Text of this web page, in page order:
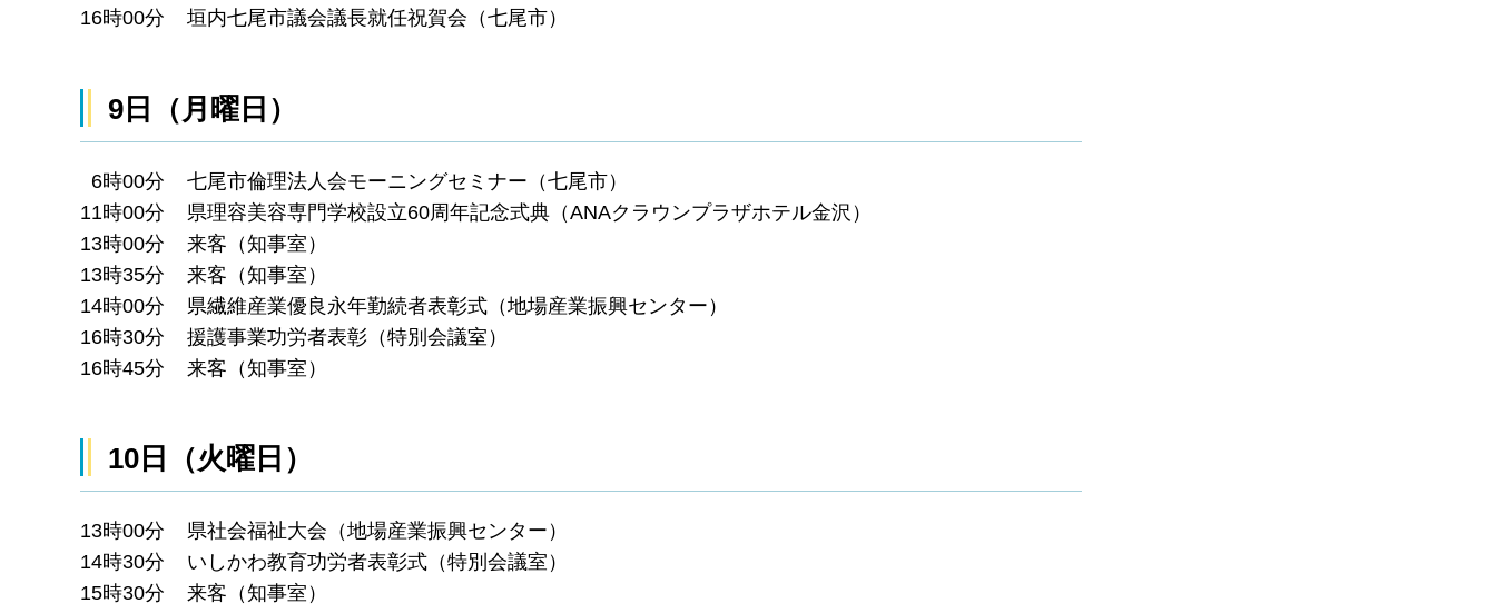
16時00分 垣内七尾市議会議長就任祝賀会（七尾市）
9日（月曜日）
6時00分 七尾市倫理法人会モーニングセミナー（七尾市）
11時00分 県理容美容専門学校設立60周年記念式典（ANAクラウンプラザホテル金沢）
13時00分 来客（知事室）
13時35分 来客（知事室）
14時00分 県繊維産業優良永年勤続者表彰式（地場産業振興センター）
16時30分 援護事業功労者表彰（特別会議室）
16時45分 来客（知事室）
10日（火曜日）
13時00分 県社会福祉大会（地場産業振興センター）
14時30分 いしかわ教育功労者表彰式（特別会議室）
15時30分 来客（知事室）